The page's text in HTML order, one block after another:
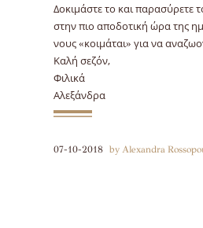
Δοκιμάστε το και παρασύρετε
στην πιο αποδοτική ώρα της
νους «κοιμάται» για να
Καλή σεζόν,
Φιλικά
Αλεξάνδρα
07-10-2018 by Alexandra